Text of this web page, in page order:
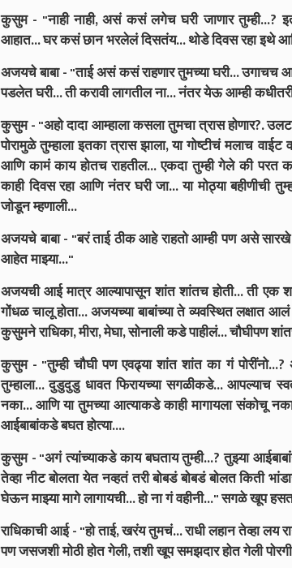
कुसुम - "नाही नाही, असं कसं लगेच घरी जाणार तुम्ही...?
आहात... घर कसं छान भरलेलं दिसतंय... थोडे दिवस रहा इथे
अजयचे बाबा - "ताई असं कसं राहणार तुमच्या घरी... उगाचच
पडलेत घरी... ती करावी लागतील ना... नंतर येऊ आम्ही
कुसुम - "अहो दादा आम्हाला कसला तुमचा त्रास होणार?.
पोरामुळे तुम्हाला इतका त्रास झाला, या गोष्टीचं मलाच
आणि कामं काय होतच राहतील... एकदा तुम्ही गेले की
काही दिवस रहा आणि नंतर घरी जा... या मोठ्या बहीणीची
जोडून म्हणाली...
अजयचे बाबा - "बरं ताई ठीक आहे राहतो आम्ही पण असे सारखे
आहेत माझ्या..."
अजयची आई मात्र आल्यापासून शांत शांतच होती... ती एक
गोंधळ चालू होता... अजयच्या बाबांच्या ते व्यवस्थित लक्षात
कुसुमने राधिका, मीरा, मेघा, सोनाली कडे पाहीलं... चौघीपण
कुसुम - "तुम्ही चौघी पण एवढ्या शांत शांत का गं पोरींनो...?
तुम्हाला... दुडुदुडु धावत फिरायच्या सगळीकडे... आपल्याच
नका... आणि या तुमच्या आत्याकडे काही मागायला संकोचू
आईबाबांकडे बघत होत्या....
कुसुम - "अगं त्यांच्याकडे काय बघताय तुम्ही...? तुझ्या
तेव्हा नीट बोलता येत नव्हतं तरी बोबडं बोबडं बोलत किती
घेऊन माझ्या मागे लागायची... हो ना गं वहीनी..." सगळे खूप
राधिकाची आई - "हो ताई, खरंय तुमचं... राधी लहान तेव्हा लय
पण जसजशी मोठी होत गेली, तशी खूप समझदार होत गेली